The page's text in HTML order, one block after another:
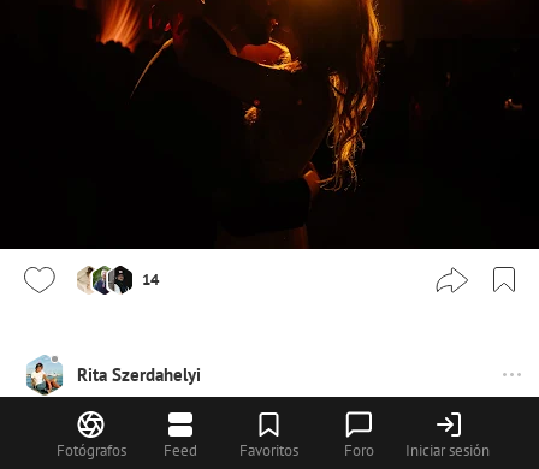
Fotógrafos Feed Favoritos Foro Iniciar sesión
14
Rita Szerdahelyi